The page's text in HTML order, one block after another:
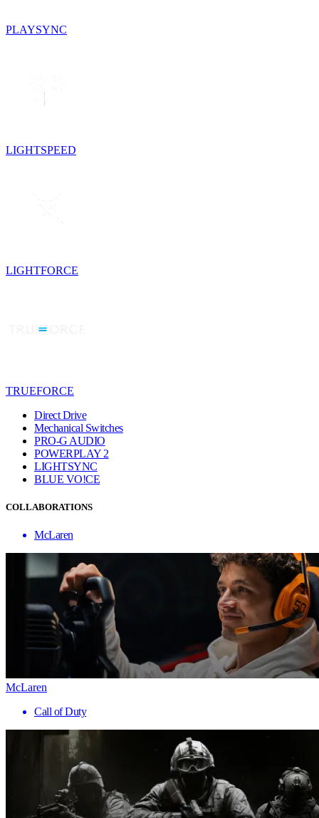
PLAYSYNC
LIGHTSPEED
LIGHTFORCE
TRUEFORCE
Direct Drive
Mechanical Switches
PRO-G AUDIO
POWERPLAY 2
LIGHTSYNC
BLUE VO!CE
COLLABORATIONS
McLaren
McLaren
Call of Duty